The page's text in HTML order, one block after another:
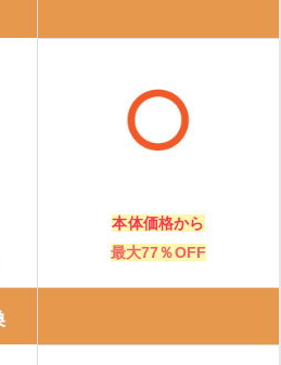
本体価格から
最大77％OFF